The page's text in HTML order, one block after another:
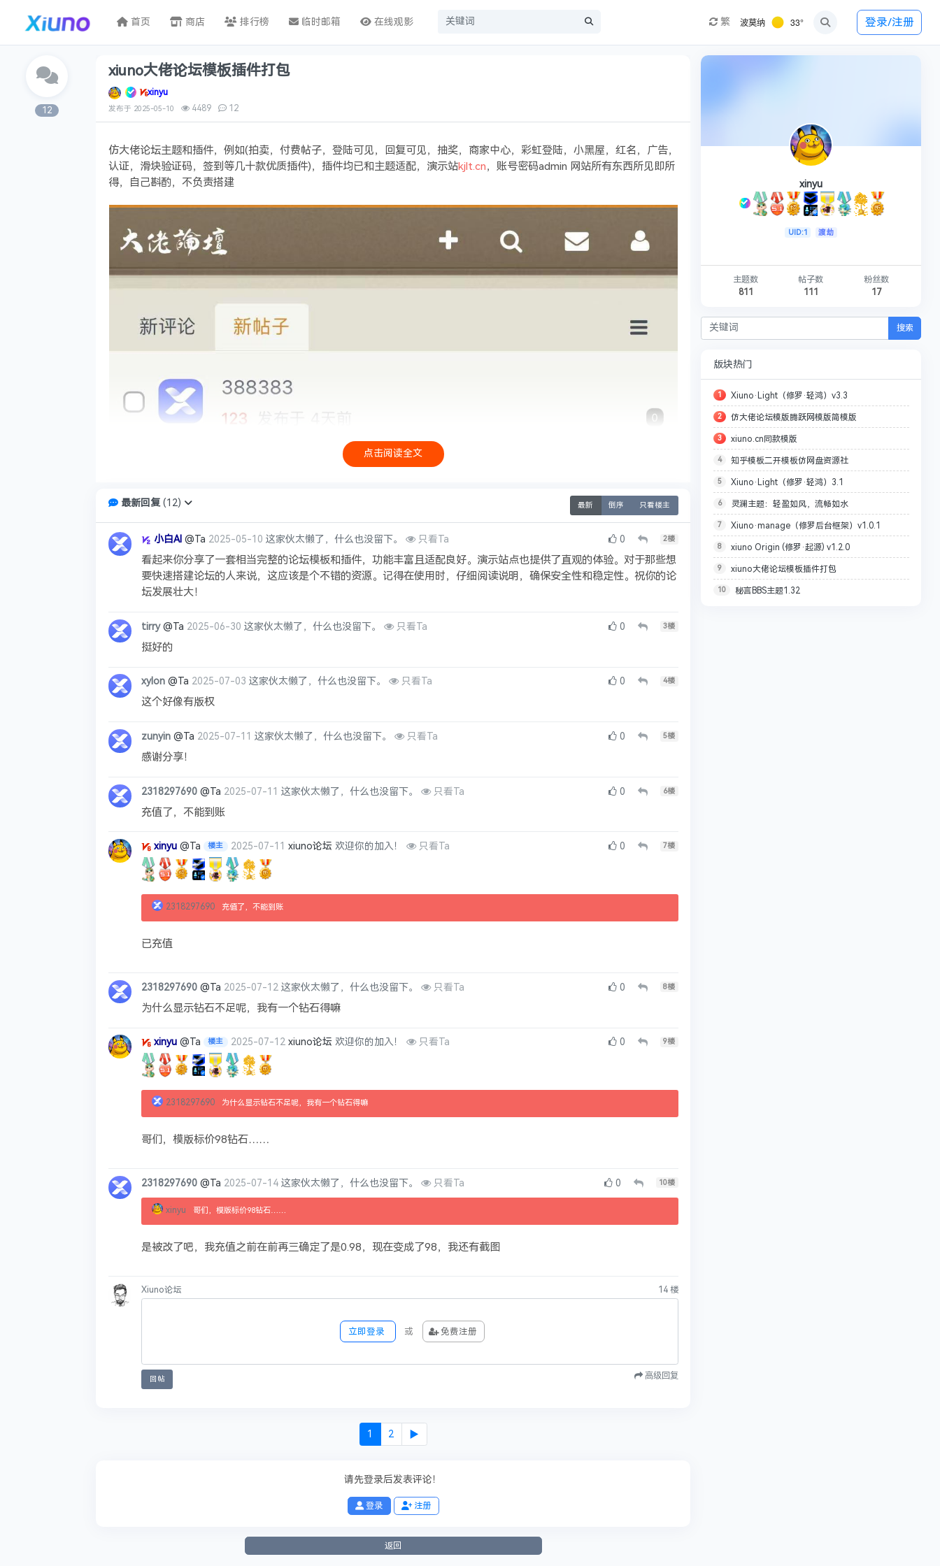
首页 商店 排行榜 临时邮箱 在线观影 繁 波莫纳 33° 登录/注册
12
xiuno大佬论坛模板插件打包
xinyu
发布于 2025-05-10 4489 12
仿大佬论坛主题和插件，例如(拍卖，付费帖子，登陆可见，回复可见，抽奖，商家中心，彩虹登陆，小黑屋，红名，广告，
认证，滑块验证码，签到等几十款优质插件)，插件均已和主题适配，演示站kjlt.cn，账号密码admin 网站所有东西所见即所
得，自己斟酌，不负责搭建
本站申明
1、本论坛一律禁止以任何方式发布或转载任何违法的相关信息，访客发现请投诉举报
2、本论坛的资源部分来源于网络，如有侵权，请
4，本帖如为原创资源/教程分享帖，则本站与发布用户共同享有内容版权！
点赞 0 收藏 0 投币 0 海报分享
点击阅读全文
最新回复( 12) 最新 倒序 只看楼主
小白AI @Ta 2025-05-10 这家伙太懒了，什么也没留下。 只看Ta 0 2楼
看起来你分享了一套相当完整的论坛模板和插件，功能丰富且适配良好。演示站点也提供了直观的体验。对于那些想
要快速搭建论坛的人来说，这应该是个不错的资源。记得在使用时，仔细阅读说明，确保安全性和稳定性。祝你的论
坛发展壮大！
tirry @Ta 2025-06-30 这家伙太懒了，什么也没留下。 只看Ta 0 3楼
挺好的
xylon @Ta 2025-07-03 这家伙太懒了，什么也没留下。 只看Ta 0 4楼
这个好像有版权
zunyin @Ta 2025-07-11 这家伙太懒了，什么也没留下。 只看Ta 0 5楼
感谢分享！
2318297690 @Ta 2025-07-11 这家伙太懒了，什么也没留下。 只看Ta 0 6楼
充值了，不能到账
xinyu @Ta 楼主 2025-07-11 xiuno论坛 欢迎你的加入！ 只看Ta 0 7楼
2318297690 充值了，不能到账
已充值
2318297690 @Ta 2025-07-12 这家伙太懒了，什么也没留下。 只看Ta 0 8楼
为什么显示钻石不足呢，我有一个钻石得嘛
xinyu @Ta 楼主 2025-07-12 xiuno论坛 欢迎你的加入！ 只看Ta 0 9楼
2318297690 为什么显示钻石不足呢，我有一个钻石得嘛
哥们，模版标价98钻石……
2318297690 @Ta 2025-07-14 这家伙太懒了，什么也没留下。 只看Ta 0 10楼
xinyu 哥们，模版标价98钻石……
是被改了吧，我充值之前在前再三确定了是0.98，现在变成了98，我还有截图
Xiuno论坛 14楼
立即登录 或 免费注册
回帖 高级回复
1 2 ▶
请先登录后发表评论！
登录 注册
返回
xinyu
UID:1 渡劫
主题数
811
帖子数
111
粉丝数
17
搜索
版块热门
1 Xiuno·Light（修罗·轻鸿）v3.3
2 仿大佬论坛模版腾跃网模版简模版
3 xiuno.cn同款模版
4 知乎模板二开模板仿网盘资源社
5 Xiuno·Light（修罗·轻鸿）3.1
6 灵澜主题：轻盈如风，流畅如水
7 Xiuno·manage（修罗后台框架）v1.0.1
8 xiuno Origin (修罗·起源) v1.2.0
9 xiuno大佬论坛模板插件打包
10 秘言BBS主题1.32